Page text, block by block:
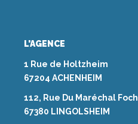
L'AGENCE
1 Rue de Holtzheim
67204 ACHENHEIM
112, Rue Du Maréchal Foch
67380 LINGOLSHEIM